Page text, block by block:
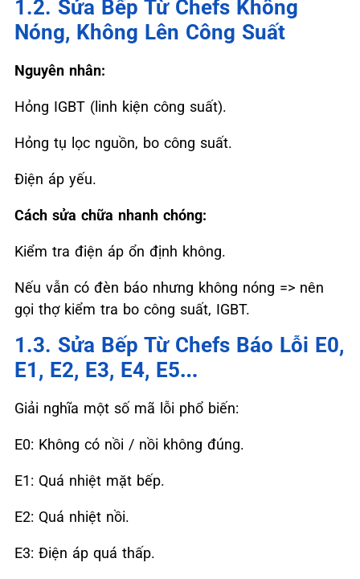
1.2. Sửa Bếp Từ Chefs Không
Nóng, Không Lên Công Suất
Nguyên nhân:
Hỏng IGBT (linh kiện công suất).
Hỏng tụ lọc nguồn, bo công suất.
Điện áp yếu.
Cách sửa chữa nhanh chóng:
Kiểm tra điện áp ổn định không.
Nếu vẫn có đèn báo nhưng không nóng => nên
gọi thợ kiểm tra bo công suất, IGBT.
1.3. Sửa Bếp Từ Chefs Báo Lỗi E0,
E1, E2, E3, E4, E5…
Giải nghĩa một số mã lỗi phổ biến:
E0: Không có nồi / nồi không đúng.
E1: Quá nhiệt mặt bếp.
E2: Quá nhiệt nồi.
E3: Điện áp quá thấp.